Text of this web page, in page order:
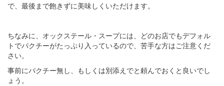
で、最後まで飽きずに美味しくいただけます。
ちなみに、オックステール・スープには、どのお店でもデフォル
トでパクチーがたっぷり入っているので、苦手な方はご注意くだ
さい。
事前にパクチー無し、もしくは別添えでと頼んでおくと良いでし
ょう。